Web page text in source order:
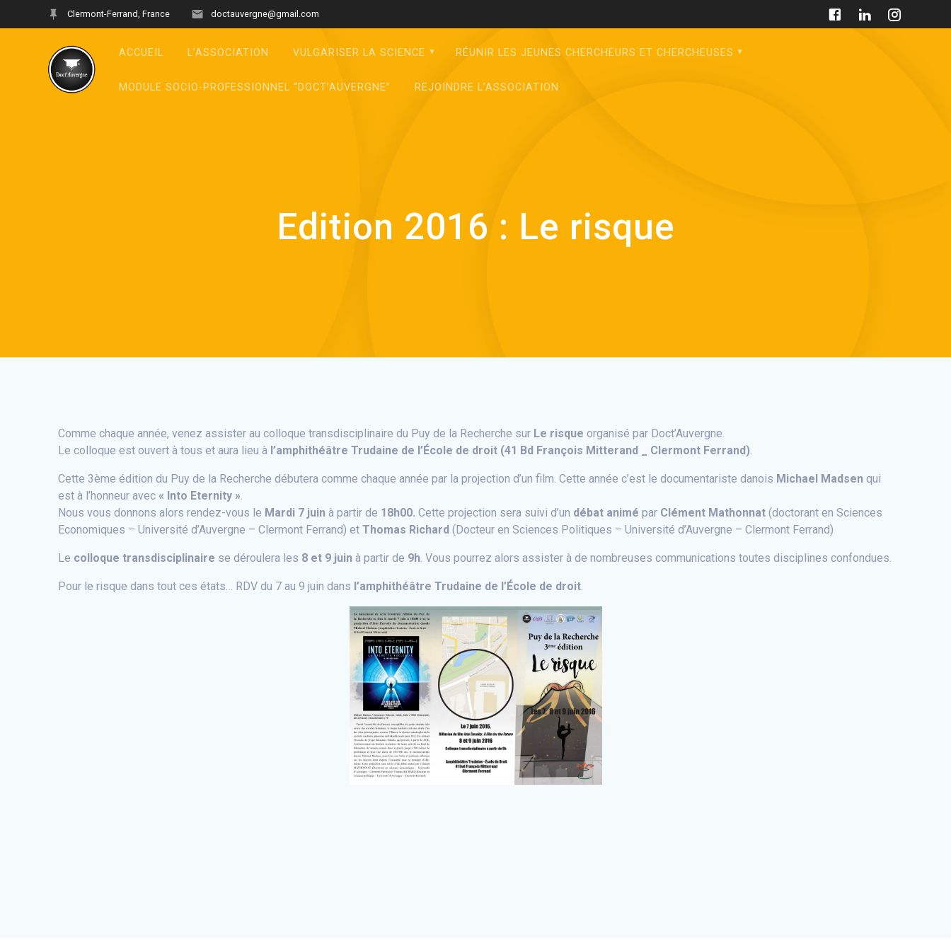
Clermont-Ferrand, France doctauvergne@gmail.com
ACCUEIL L’ASSOCIATION VULGARISER LA SCIENCE RÉUNIR LES JEUNES CHERCHEURS ET CHERCHEUSES
MODULE SOCIO-PROFESSIONNEL “DOCT’AUVERGNE” REJOINDRE L’ASSOCIATION
Edition 2016 : Le risque
Comme chaque année, venez assister au colloque transdisciplinaire du Puy de la Recherche sur Le risque organisé par Doct’Auvergne.
Le colloque est ouvert à tous et aura lieu à l’amphithéâtre Trudaine de l’École de droit (41 Bd François Mitterand _ Clermont Ferrand)
Cette 3ème édition du Puy de la Recherche débutera comme chaque année par la projection d’un film. Cette année c’est le documentariste danois Michael Madsen qui
est à l’honneur avec« Into Eternity »
Nous vous donnons alors rendez-vous le Mardi 7 juin à partir de 18h00.Cette projection sera suivi d’un débat animé par Clément Mathonnat (doctorant en Sciences
Economiques – Université d’Auvergne – Clermont Ferrand) etThomas Richard (Docteur en Sciences Politiques – Université d’Auvergne – Clermont Ferrand)
Le colloque transdisciplinaire se déroulera les 8 et 9 juin à partir de 9h . Vous pourrez alors assister à de nombreuses communications toutes disciplines confondues.
Pour le risque dans tout ces états… RDV du 7 au 9 juin dans l’amphithéâtre Trudaine de l’École de droit